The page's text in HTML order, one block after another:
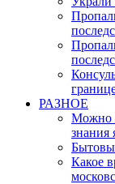
РАЗНОЕ
Можно
знания
Какое